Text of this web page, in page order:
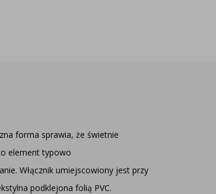
forma sprawia, że świetnie
element typowo
Włącznik umiejscowiony jest przy
podklejona folią PVC.